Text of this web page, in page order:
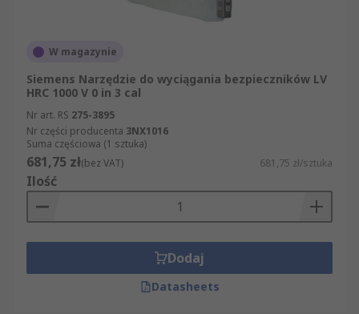
W magazynie
Siemens Narzędzie do wyciągania bezpieczników LV
HRC 1000 V 0 in 3 cal
Nr art. RS 275-3895
Nr części producenta 3NX1016
Suma częściowa (1 sztuka)
681,75 zł(bez VAT) 681,75 zł/sztuka
Ilość
Dodaj
Datasheets